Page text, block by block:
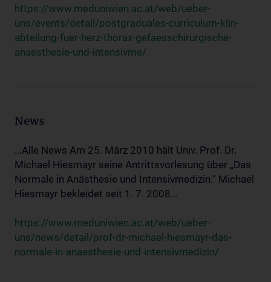
https://www.meduniwien.ac.at/web/ueber-
uns/events/detail/postgraduales-curriculum-klin-
abteilung-fuer-herz-thorax-gefaesschirurgische-
anaesthesie-und-intensivme/
News
...Alle News Am 25. März 2010 hält Univ. Prof. Dr.
Michael Hiesmayr seine Antrittsvorlesung über „Das
Normale in Anästhesie und Intensivmedizin.“ Michael
Hiesmayr bekleidet seit 1. 7. 2008...
https://www.meduniwien.ac.at/web/ueber-
uns/news/detail/prof-dr-michael-hiesmayr-das-
normale-in-anaesthesie-und-intensivmedizin/